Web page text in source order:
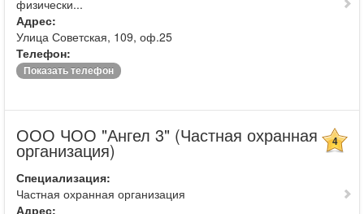
физически...
Адрес:
Улица Советская, 109, оф.25
Телефон:
Показать телефон
ООО ЧОО "Ангел 3" (Частная охранная
организация) 4
Специализация:
Частная охранная организация
Адрес: